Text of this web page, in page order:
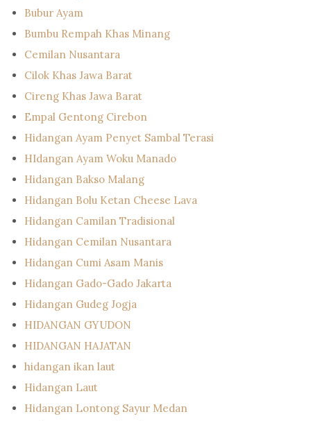
Bubur Ayam
Bumbu Rempah Khas Minang
Cemilan Nusantara
Cilok Khas Jawa Barat
Cireng Khas Jawa Barat
Empal Gentong Cirebon
Hidangan Ayam Penyet Sambal Terasi
HIdangan Ayam Woku Manado
Hidangan Bakso Malang
Hidangan Bolu Ketan Cheese Lava
Hidangan Camilan Tradisional
Hidangan Cemilan Nusantara
Hidangan Cumi Asam Manis
Hidangan Gado-Gado Jakarta
Hidangan Gudeg Jogja
HIDANGAN GYUDON
HIDANGAN HAJATAN
hidangan ikan laut
Hidangan Laut
Hidangan Lontong Sayur Medan